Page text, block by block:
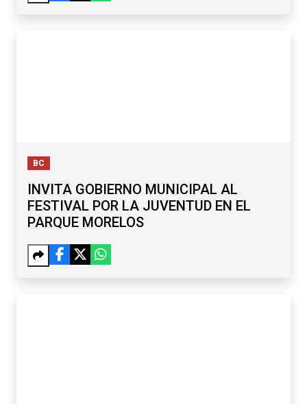
BC
INVITA GOBIERNO MUNICIPAL AL
FESTIVAL POR LA JUVENTUD EN EL
PARQUE MORELOS